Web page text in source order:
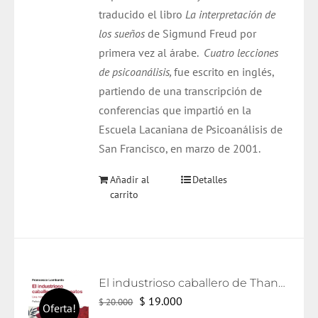
traducido el libroLa interpretación de
los sueñosde Sigmund Freud por
primera vez al árabe. Cuatro lecciones
de psicoanálisis,fue escrito en inglés,
partiendo de una transcripción de
conferencias que impartió en la
Escuela Lacaniana de Psicoanálisis de
San Francisco, en marzo de 2001.
Añadir al
carrito
Detalles
Oferta!
El industrioso caballero de Thanatos
$20.000 El
$ 19.000